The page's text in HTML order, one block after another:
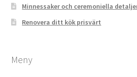
Minnessaker och ceremoniella
Renovera ditt kök prisvärt
Meny